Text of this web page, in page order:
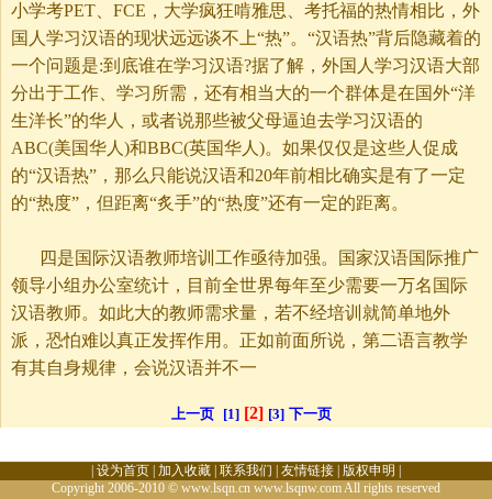
小学考PET、FCE，大学疯狂啃雅思、考托福的热情相比，外
国人学习汉语的现状远远谈不上“热”。“汉语热”背后隐藏着的
一个问题是:到底谁在学习汉语?据了解，外国人学习汉语大部
分出于工作、学习所需，还有相当大的一个群体是在国外“洋
生洋长”的华人，或者说那些被父母逼迫去学习汉语的
ABC(美国华人)和BBC(英国华人)。如果仅仅是这些人促成
的“汉语热”，那么只能说汉语和20年前相比确实是有了一定
的“热度”，但距离“炙手”的“热度”还有一定的距离。
四是国际汉语教师培训工作亟待加强。国家汉语国际推广
领导小组办公室统计，目前全世界每年至少需要一万名国际
汉语教师。如此大的教师需求量，若不经培训就简单地外
派，恐怕难以真正发挥作用。正如前面所说，第二语言教学
有其自身规律，会说汉语并不一
上一页 [1] [2] [3] 下一页
设为首页 加入收藏 联系我们 友情链接 版权申明
Copyright 2006-2010 © www.lsqn.cn www.lsqnw.com All rights reserved